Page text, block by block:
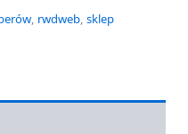
, rwdweb, sklep